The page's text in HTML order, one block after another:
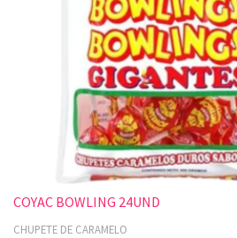
COYAC BOWLING 24UND
CHUPETE DE CARAMELO